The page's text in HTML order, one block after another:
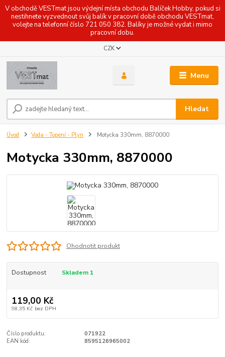
V obchodě VESTmat jsou výdejní místa obchodu Balíček Hobby, pokud si
nestihnete vyzvednout svůj balík v pracovní době obchodu VESTmat,
volejte na telefonní číslo 721 050 382. Balíky je možné vydat i mimo
pracovní dobu.
Menu
CZK
Hledat
Úvod Voda - Topení - Plyn Motycka 330mm, 8870000
Motycka 330mm, 8870000
Ohodnotit produkt
Dostupnost Skladem 1
119,00 Kč
98,35 Kč bez DPH
Číslo produktu:
071922
EAN kód:
8595126965002